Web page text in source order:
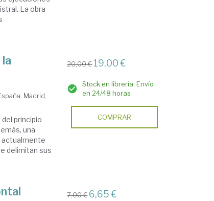
La obra
Madrid,
principio
una
actualmente
delimitan sus
20,00 € 19,00 €
Stock en librería. Envío
en 24/48 horas
COMPRAR
7,00 € 6,65 €